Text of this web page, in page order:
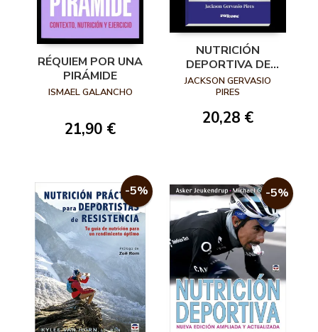
RÉQUIEM POR UNA
PIRÁMIDE
ISMAEL GALANCHO
21,90 €
NUTRICIÓN
DEPORTIVA DE
ALTO
RENDIMIENTO
JACKSON GERVASIO
PIRES
20,28 €
-5% -5%